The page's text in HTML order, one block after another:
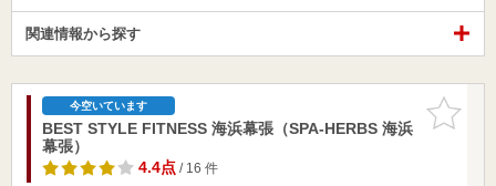
関連情報から探す
お気に入
りに追加
今空いています
BEST STYLE FITNESS 海浜幕張（SPA-HERBS 海浜
幕張）
4.4点/ 16 件